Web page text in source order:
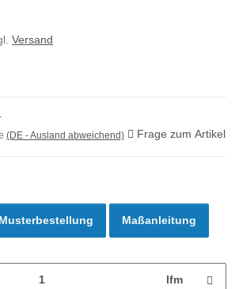
Versand
(DE - Ausland abweichend) Frage zum Artikel
Musterbestellung Maßanleitung
lfm